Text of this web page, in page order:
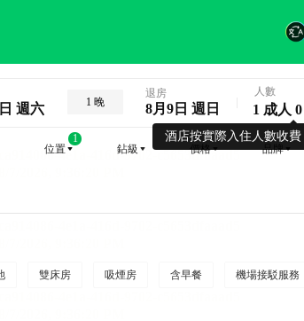
週六 1 晚
退房
8月9日 週日
酒店按實際入住人數收費
人數
1 成人
位置
1
鉆級
價格 品牌
雙床房 吸煙房 含早餐 機場接駁服務